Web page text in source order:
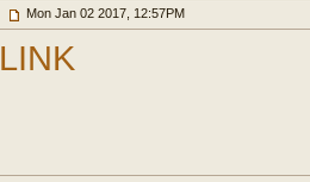
Mon Jan 02 2017, 12:57PM
LINK